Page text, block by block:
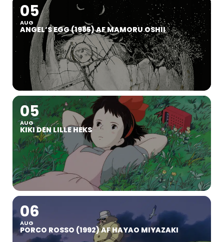
05
AUG
ANGEL’S EGG (1985) AF MAMORU OSHII
05
AUG
KIKI DEN LILLE HEKS
06
AUG
PORCO ROSSO (1992) AF HAYAO MIYAZAKI